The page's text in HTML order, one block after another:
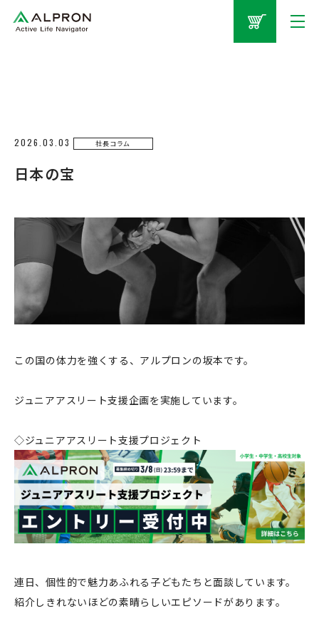
2026.03.03 社長コラム
日本の宝
この国の体力を強くする、アルプロンの坂本です。
ジュニアアスリート支援企画を実施しています。
◇ジュニアアスリート支援プロジェクト
連日、個性的で魅力あふれる子どもたちと面談しています。
紹介しきれないほどの素晴らしいエピソードがあります。